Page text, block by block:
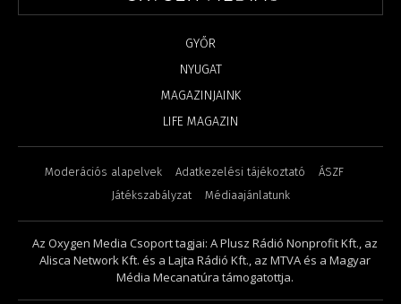
GYŐR
NYUGAT
MAGAZINJAINK
LIFE MAGAZIN
Moderációs alapelvek Adatkezelési tájékoztató
ÁSZF
Játékszabályzat
Médiaajánlatunk
Az Oxygen Media Csoport tagjai: A Plusz Rádió Nonprofit Kft., az
Alisca Network Kft. és a Lajta Rádió Kft., az MTVA és a Magyar
Média Mecanatúra támogatottja.